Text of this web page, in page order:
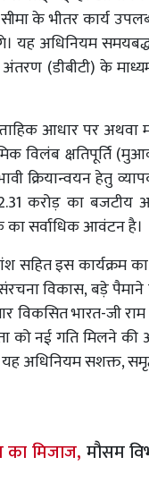
के भीतर कार्य
यह अधिनियम
अंतरण (डीबीटी) के
आधार पर अथवा
विलंब क्षतिपूर्ति
क्रियान्वयन हेतु
करोड़ का बजटीय
सर्वाधिक आवंटन है।
सहित इस
विकास, बड़े पैमाने
भारत-जी राम
को नई गति मिलने की
अधिनियम सशक्त,
मिजाज, मौसम